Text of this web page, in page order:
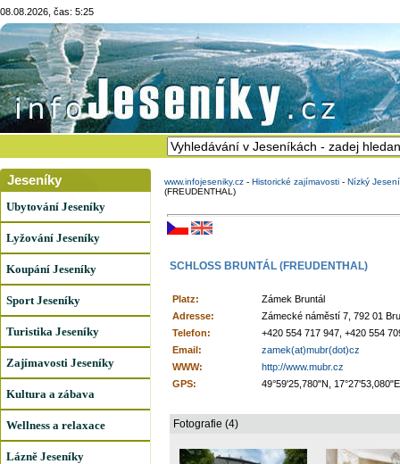
08.08.2026, čas: 5:25
Jeseníky
Ubytování Jeseníky
Lyžování Jeseníky
Koupání Jeseníky
Sport Jeseníky
Turistika Jeseníky
Zajímavosti Jeseníky
Kultura a zábava
Wellness a relaxace
Lázně Jeseníky
www.infojeseniky.cz - Historické zajímavosti - Nízký
(FREUDENTHAL)
SCHLOSS BRUNTÁL (FREUDENTHAL)
Platz:
Zámek Bruntál
Adresse:
Zámecké náměstí 7, 792 01
Telefon:
+420 554 717 947, +420 554
Email:
zamek(at)mubr(dot)cz
WWW:
http://www.mubr.cz
GPS:
49°59'25,780"N, 17°27'53,080"E
Fotografie (4)